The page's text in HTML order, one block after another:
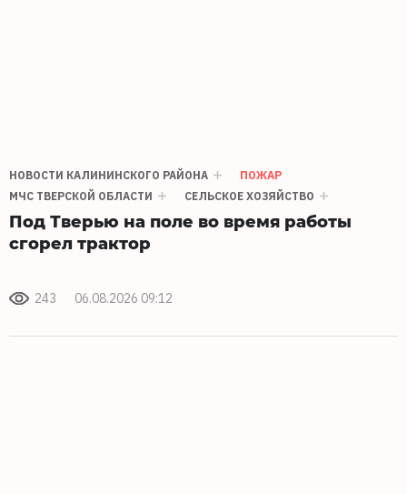
НОВОСТИ КАЛИНИНСКОГО РАЙОНА
ПОЖАР
МЧС ТВЕРСКОЙ ОБЛАСТИ
СЕЛЬСКОЕ ХОЗЯЙСТВО
Под Тверью на поле во время работы
сгорел трактор
243 06.08.2026 09:12